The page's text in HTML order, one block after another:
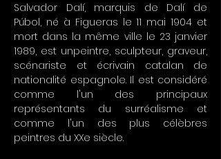
Salvador Dalí, marquis de Dalí de
Púbol, né à Figueras le 11 mai 1904 et
mort dans la même ville le 23 janvier
1989, est unpeintre, sculpteur, graveur,
scénariste et écrivain catalan de
nationalité espagnole. Il est considéré
comme l'un des principaux
représentants du surréalisme et
comme l'un des plus célèbres
peintres du XXe siècle.